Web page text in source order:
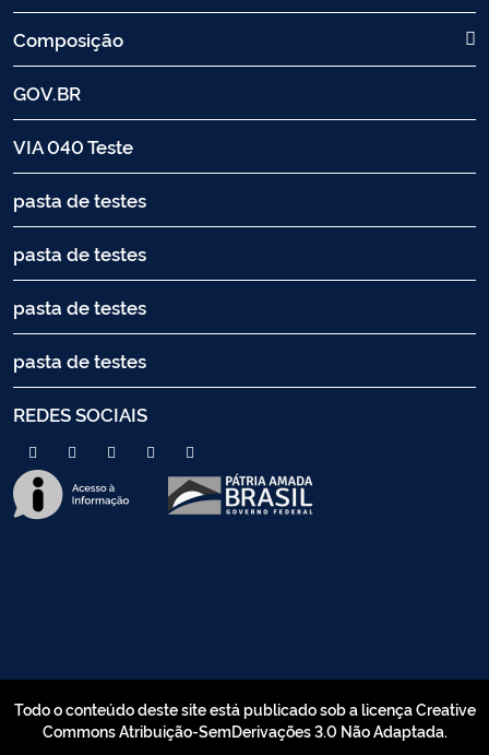
Composição
GOV.BR
VIA 040 Teste
pasta de testes
pasta de testes
pasta de testes
pasta de testes
REDES SOCIAIS
Todo o conteúdo deste site está publicado sob a licença Creative
Commons Atribuição-SemDerivações 3.0 Não Adaptada.